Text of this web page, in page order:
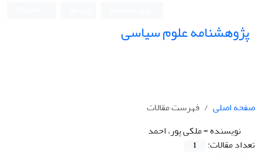
پژوهشنامه علوم سیاسی
صفحه اصلی
فهرست مقالات
نویسنده =ملکی پور، احمد
تعداد مقالات:
1